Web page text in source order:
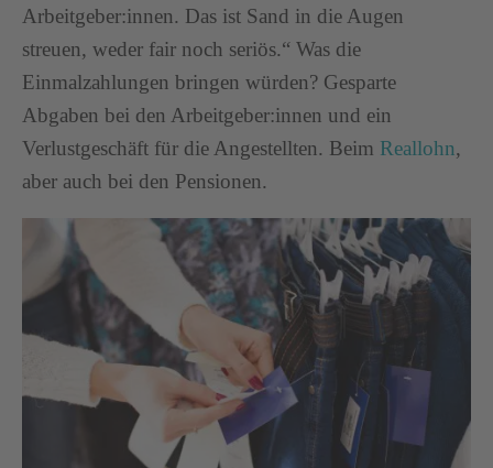
Arbeitgeber:innen. Das ist Sand in die Augen
streuen, weder fair noch seriös.“ Was die
Einmalzahlungen bringen würden? Gesparte
Abgaben bei den Arbeitgeber:innen und ein
Verlustgeschäft für die Angestellten. Beim Reallohn,
aber auch bei den Pensionen.